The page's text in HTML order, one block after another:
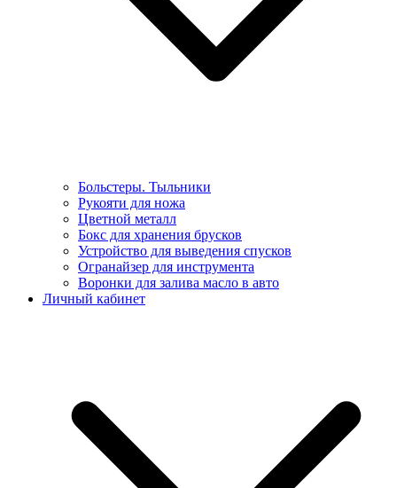
Больстеры. Тыльники
Рукояти для ножа
Цветной металл
Бокс для хранения брусков
Устройство для выведения спусков
Огранайзер для инструмента
Воронки для залива масло в авто
Личный кабинет